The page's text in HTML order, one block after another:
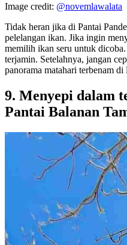
Image credit: @novemlawalata
Tidak heran jika di Pantai
pelelangan ikan. Jika ingin
memilih ikan seru untuk
terjamin. Setelahnya, jangan
panorama matahari terbenam
9. Menyepi dalam
Pantai Balanan